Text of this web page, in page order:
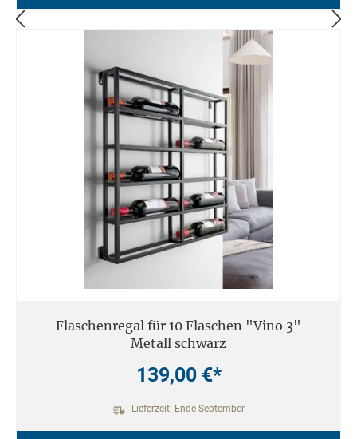
Flaschenregal für 10 Flaschen "Vino 3"
Metall schwarz
139,00 €*
Lieferzeit: Ende September